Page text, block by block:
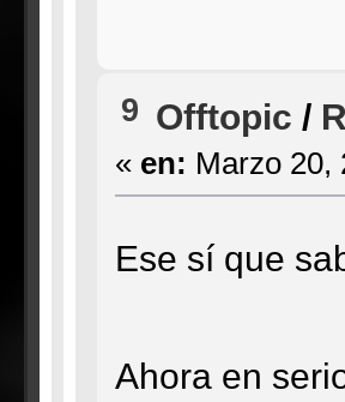
9 Offtopic /
« en: Marzo 20,
Ese sí que
Ahora en